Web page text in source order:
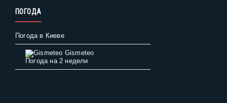
ПОГОДА
Погода в Киеве
Gismeteo
Погода на 2 недели